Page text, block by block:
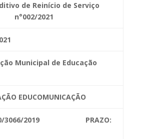
de Reinício de Serviço
n°002/2021
Municipal de Educação
EDUCOMUNICAÇÃO
210/3066/2019 PRAZO: